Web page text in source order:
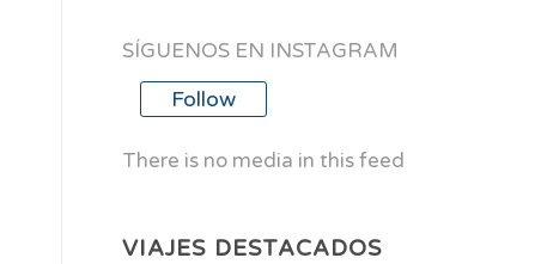
SÍGUENOS EN INSTAGRAM
Follow
There is no media in this feed
VIAJES DESTACADOS